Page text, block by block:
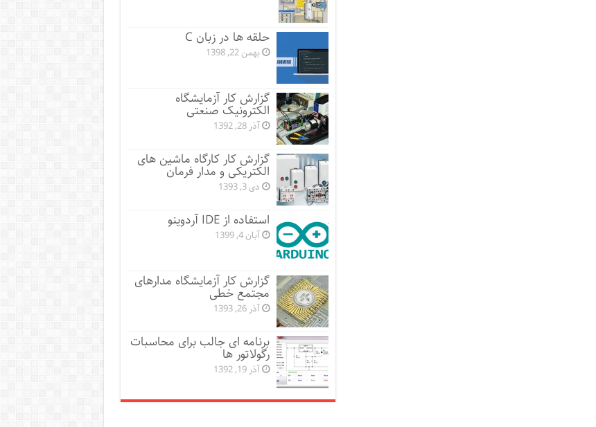
حلقه ها در زبان C
بهمن 22, 1398
گزارش کار آزمایشگاه
الکترونیک صنعتی
آذر 28, 1392
گزارش کار کارگاه ماشین های
الکتریکی و مدار فرمان
دی 3, 1393
استفاده از IDE آردوینو
آبان 4, 1399
گزارش کار آزمایشگاه مدارهای
مجتمع خطی
آذر 26, 1393
برنامه ای جالب برای محاسبات
رگولاتور ها
آذر 19, 1392